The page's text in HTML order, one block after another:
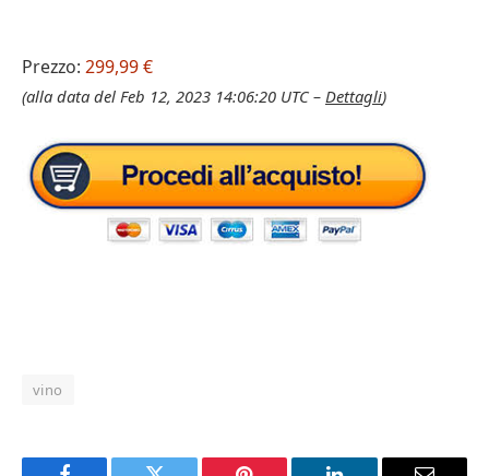
Prezzo: 299,99 €
(alla data del Feb 12, 2023 14:06:20 UTC – Dettagli)
vino